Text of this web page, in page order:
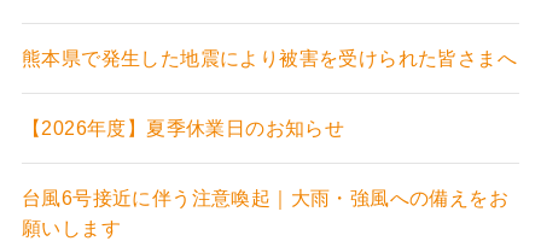
熊本県で発生した地震により被害を受けられた皆さまへ
【2026年度】夏季休業日のお知らせ
台風6号接近に伴う注意喚起｜大雨・強風への備えをお
願いします